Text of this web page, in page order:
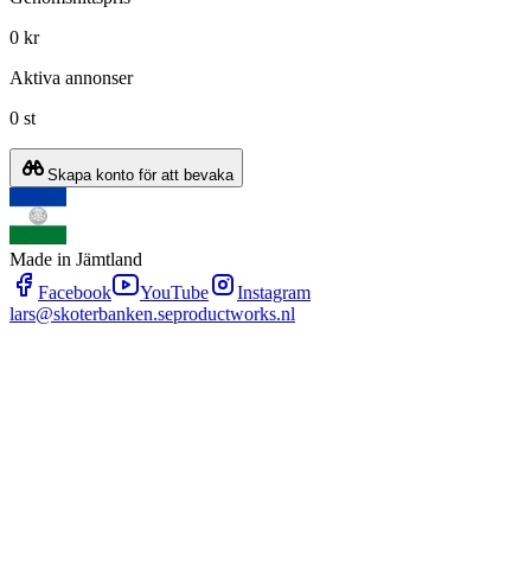
0 kr
Aktiva annonser
0 st
Skapa konto för att bevaka
Made in Jämtland
Facebook
YouTube
Instagram
lars@skoterbanken.seproductworks.nl